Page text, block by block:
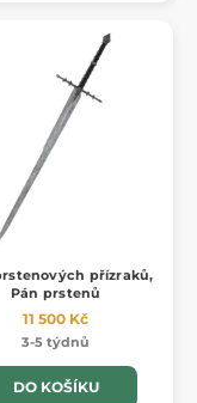
přízraků,
Pán prstenů
11 500 Kč
3-5 týdnů
DO KOŠÍKU